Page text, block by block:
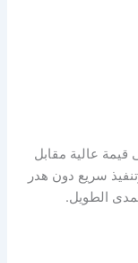
عالية مقابل
سريع دون هدر
الطويل.